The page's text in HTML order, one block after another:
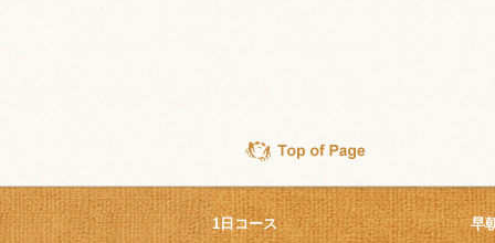
1日コース 早